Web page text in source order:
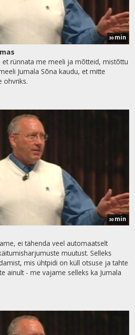
30 min
et rünnata me meeli ja mõtteid, mistõttu
Jumala Sõna kaudu, et mitte
ohvriks.
30 min
ei tähenda veel automaatselt
muutust. Selleks
mis ühtpidi on küll otsuse ja tahte
ainult - me vajame selleks ka Jumala